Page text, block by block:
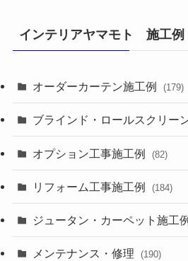
インテリアヤマモト 施工例
オーダーカーテン施工例 (179)
ブラインド・ロールスクリー
オプション工事施工例 (82)
リフォーム工事施工例 (184)
ジュータン・カーペット施工
メンテナンス・修理 (190)